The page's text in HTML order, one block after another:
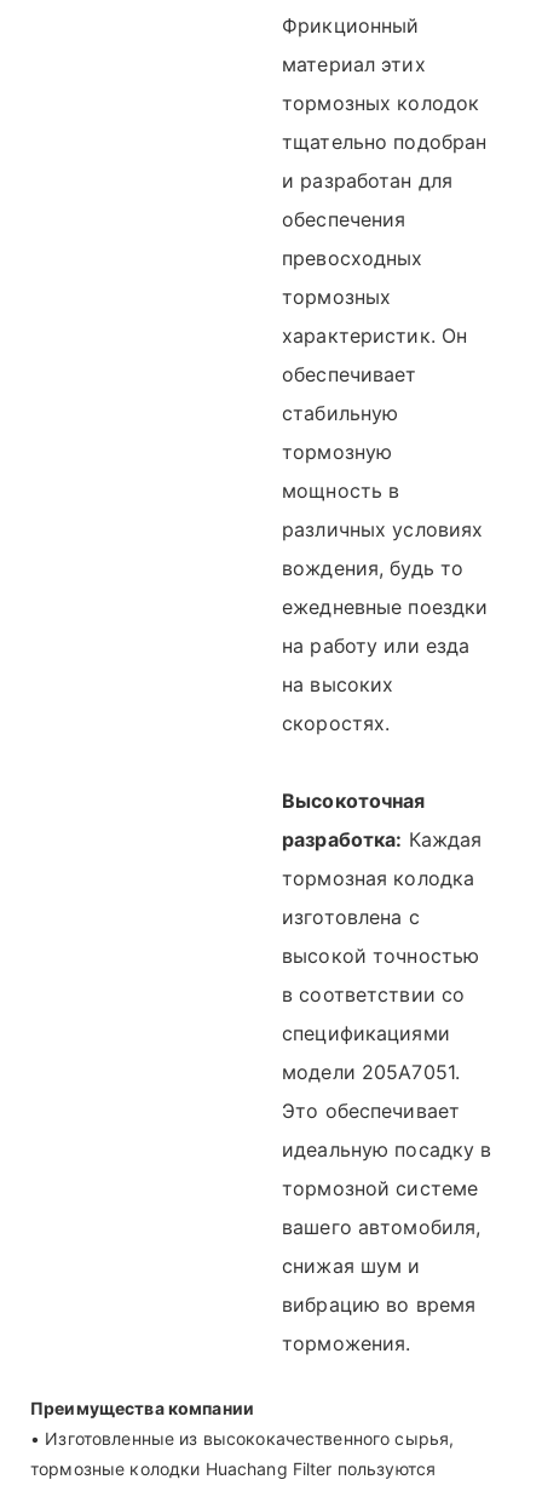
Фрикционный
материал этих
тормозных колодок
тщательно подобран
и разработан для
обеспечения
превосходных
тормозных
характеристик. Он
обеспечивает
стабильную
тормозную
мощность в
различных условиях
вождения, будь то
ежедневные поездки
на работу или езда
на высоких
скоростях.
Высокоточная
разработка: Каждая
тормозная колодка
изготовлена ​​с
высокой точностью
в соответствии со
спецификациями
модели 205A7051.
Это обеспечивает
идеальную посадку в
тормозной системе
вашего автомобиля,
снижая шум и
вибрацию во время
торможения.
Преимущества компании
• Изготовленные из высококачественного сырья,
тормозные колодки Huachang Filter пользуются